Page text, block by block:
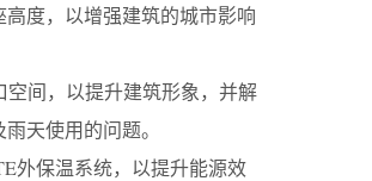
度，以增强建筑的城市影响
空间，以提升建筑形象，并解
天使用的问题。
外保温系统，以提升能源效